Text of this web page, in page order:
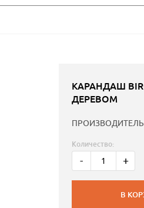
КАРАНДАШ
ДЕРЕВОМ
Количество:
- +
В